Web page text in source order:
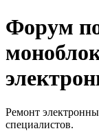
Регистрация
Форум
Ремонт
специалистов.